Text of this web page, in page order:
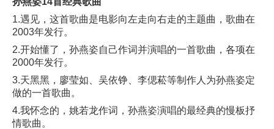
1.遇见，这首歌曲是电影向左走向右走的主题曲，歌曲在
2003年发行。
2.开始懂了，孙燕姿自己作词并演唱的一首歌曲，各项在
2000年发行。
3.天黑黑，廖莹如、吴依铮、李偲菘等制作人为孙燕姿定
做的一首歌曲。
4.我怀念的，姚若龙作词，孙燕姿演唱的最经典的慢板抒
情歌曲。